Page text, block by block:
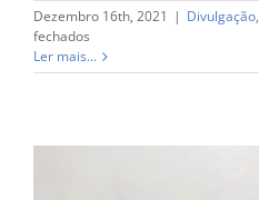
Dezembro 16th, 2021 | Divulgação,
fechados
Parlamento
dos
Ler mais...